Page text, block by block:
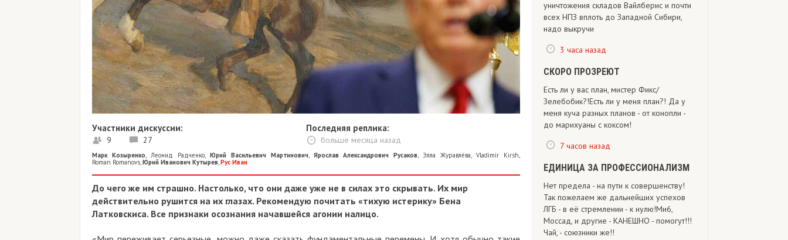
Участники дискуссии:
9 27
Последняя реплика:
больше месяца назад
Марк Козыренко, Леонид Радченко, Юрий Васильевич Мартинович, Ярослав Александрович Русаков,Элла Журавлёва,Vladimir Kirsh,
Roman Romanovs,Юрий Иванович Кутырев,Рус Иван
До чего же им страшно. Настолько, что они даже уже не в силах это скрывать. Их мир
действительно рушится на их глазах. Рекомендую почитать «тихую истерику» Бена
Латковскиса. Все признаки осознания начавшейся агонии налицо.
уничтожения складов Вайлберис и почти
всех НПЗ вплоть до Западной Сибири,
надо выкручи
3 часа назад
СКОРО ПРОЗРЕЮТ
Есть ли у вас план, мистер Фикс/
Зелебобик?!Есть ли у меня план?! Да у
меня куча разных планов - от конопли -
до марихуаны с коксом!
7 часов назад
ЕДИНИЦА ЗА ПРОФЕССИОНАЛИЗМ
Нет предела - на пути к совершенству!
Так пожелаем же дальнейших успехов
ЛГБ - в её стремлении - к нулю!Ми6,
Моссад, и другие - КАНЕШНО - помогут!!!
Чай, - союзники же!!